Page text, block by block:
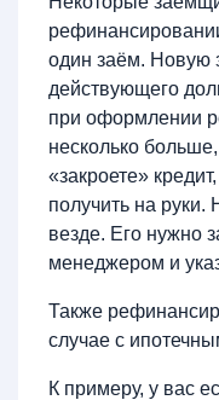
один заём. Новую
действующего
при оформлении
несколько
«закроете»
получить на руки.
везде. Его нужно
менеджером и
Также
случае с
К примеру, у вас